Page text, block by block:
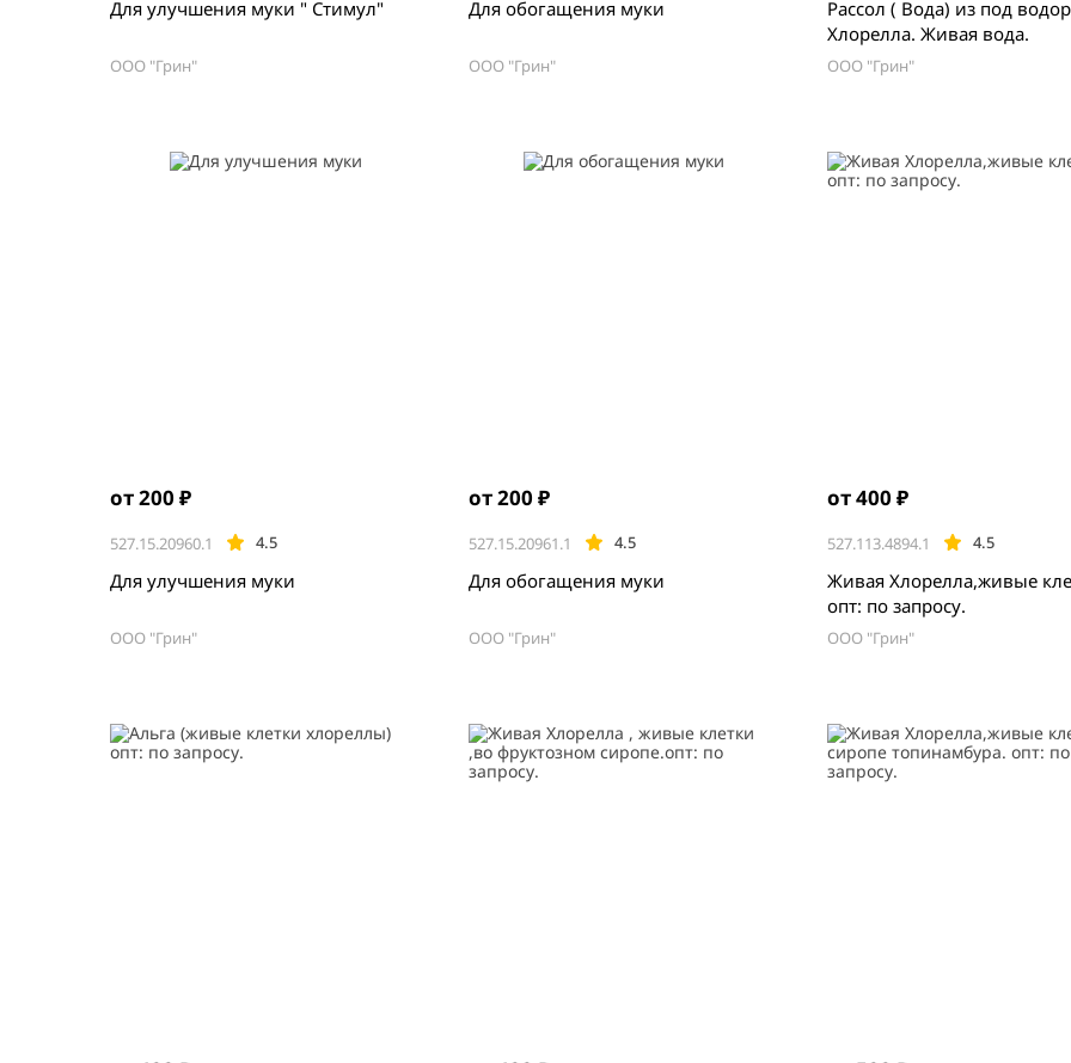
Для улучшения муки " Стимул"
ООО "Грин"
Для обогащения муки
ООО "Грин"
Рассол ( Вода) из под
Хлорелла. Живая вода.
ООО "Грин"
от 200 ₽
527.15.20960.1 4.5
Для улучшения муки
ООО "Грин"
от 200 ₽
527.15.20961.1 4.5
Для обогащения муки
ООО "Грин"
от 400 ₽
527.113.4894.1 4.5
Живая Хлорелла,живые
опт: по запросу.
ООО "Грин"